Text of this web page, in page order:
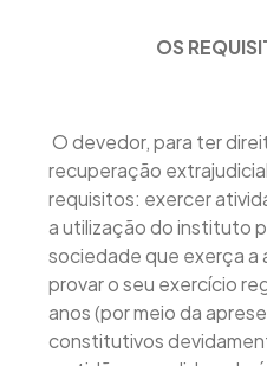
OS
O devedor, para ter
recuperação
requisitos: exercer
a utilização do instituto
sociedade que exerça
provar o seu exercício
anos (por meio da
constitutivos